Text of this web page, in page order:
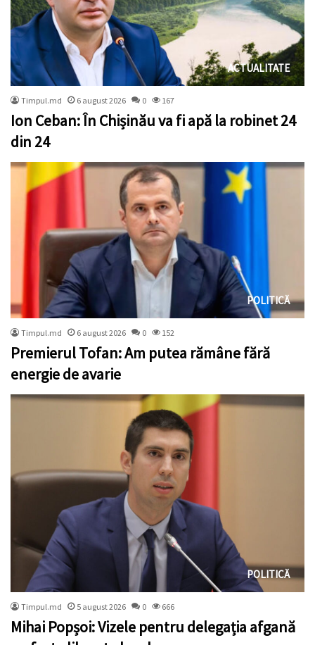
ACTUALITATE
Timpul.md 6 august 2026 0 167
Ion Ceban: În Chișinău va fi apă la robinet 24
din 24
POLITICĂ
Timpul.md 6 august 2026 0 152
Premierul Tofan: Am putea rămâne fără
energie de avarie
POLITICĂ
Timpul.md 5 august 2026 0 666
Mihai Popșoi: Vizele pentru delegația afgană